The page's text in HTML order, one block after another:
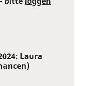
Laura